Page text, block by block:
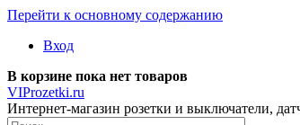
Перейти к основному содержанию
Вход
В корзине пока нет товаров
VIProzetki.ru
Интернет-магазин розетки и выключатели,